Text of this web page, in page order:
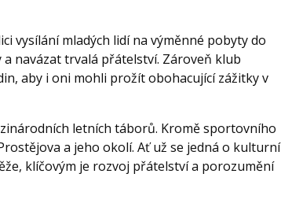
vysílání mladých lidí na výměnné pobyty do
navázat trvalá přátelství. Zároveň klub
aby i oni mohli prožít obohacující zážitky v
letních táborů. Kromě sportovního
a jeho okolí. Ať už se jedná o kulturní
klíčovým je rozvoj přátelství a porozumění